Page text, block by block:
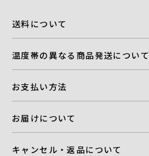
送料について
温度帯の異なる商品発送について
お支払い方法
お届けについて
キャンセル・返品について